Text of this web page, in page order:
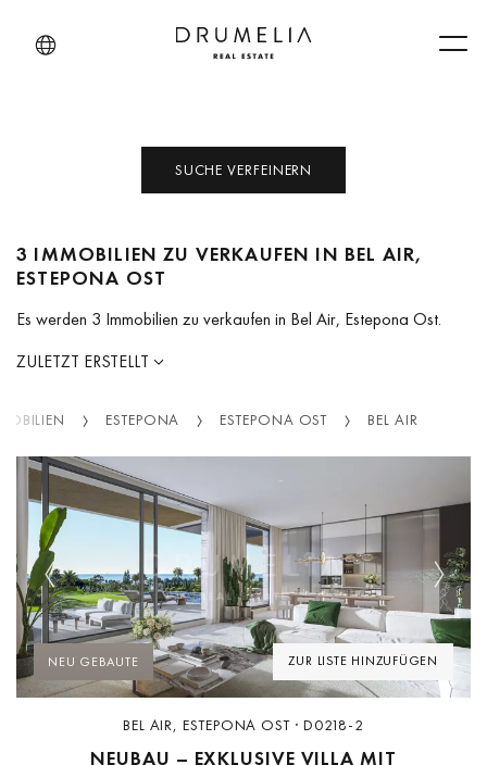
SUCHE VERFEINERN
3 IMMOBILIEN ZU VERKAUFEN IN BEL AIR,
ESTEPONA OST
Es werden 3 Immobilien zu verkaufen in Bel Air, Estepona Ost.
ZULETZT ERSTELLT
ESTEPONA ESTEPONA OST BEL AIR
ZUR LISTE HINZUFÜGEN
Previous Next
NEU GEBAUTE
BEL AIR, ESTEPONA OST · D0218-2
NEUBAU – EXKLUSIVE VILLA MIT